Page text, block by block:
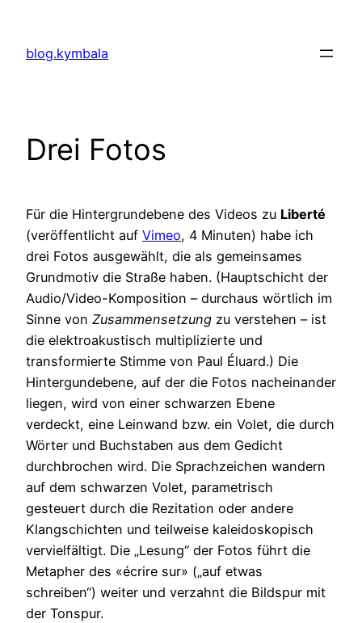
content
blog.kymbala
Drei Fotos
Für die Hintergrundebene des Videos zu Liberté
(veröffentlicht auf Vimeo, 4 Minuten) habe ich
drei Fotos ausgewählt, die als gemeinsames
Grundmotiv die Straße haben. (Hauptschicht der
Audio/Video-Komposition – durchaus wörtlich im
Sinne von Zusammensetzung zu verstehen – ist
die elektroakustisch multiplizierte und
transformierte Stimme von Paul Éluard.) Die
Hintergundebene, auf der die Fotos nacheinander
liegen, wird von einer schwarzen Ebene
verdeckt, eine Leinwand bzw. ein Volet, die durch
Wörter und Buchstaben aus dem Gedicht
durchbrochen wird. Die Sprachzeichen wandern
auf dem schwarzen Volet, parametrisch
gesteuert durch die Rezitation oder andere
Klangschichten und teilweise kaleidoskopisch
vervielfältigt. Die „Lesung“ der Fotos führt die
Metapher des «écrire sur» („auf etwas
schreiben“) weiter und verzahnt die Bildspur mit
der Tonspur.